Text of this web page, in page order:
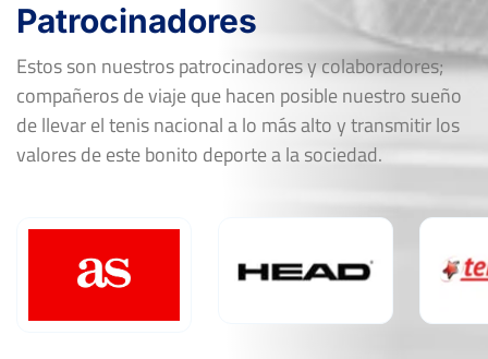
Patrocinadores
Estos son nuestros patrocinadores y colaboradores;
compañeros de viaje que hacen posible nuestro sueño
de llevar el tenis nacional a lo más alto y transmitir los
valores de este bonito deporte a la sociedad.